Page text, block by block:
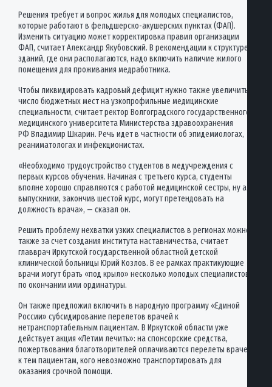
Решения требует и вопрос жилья для молодых специалистов,
которые работают в фельдшерско-акушерских пунктах (ФАП).
Изменить ситуацию может корректировка правил организации
ФАП, считает Александр Якубовский. В рекомендации к структуре
зданий, где они располагаются, надо включить наличие жилого
помещения для проживания медработника.
Чтобы ликвидировать кадровый дефицит нужно также увеличить
число бюджетных мест на узкопрофильные медицинские
специальности, считает ректор Волгоградского государственного
медицинского университета Министерства здравоохранения
РФ Владимир Шкарин. Речь идет в частности об эпидемиологах,
реаниматологах и инфекционистах.
«Необходимо трудоустройство студентов в медучреждения с
первых курсов обучения. Начиная с третьего курса, студенты
вполне хорошо справляются с работой медицинской сестры, ну а
выпускники, закончив шестой курс, могут претендовать на
должность врача», — сказал он.
Решить проблему нехватки узких специалистов в регионах можно
также за счет создания института наставничества, считает
главврач Иркутской государственной областной детской
клинической больницы Юрий Козлов. В ее рамках практикующие
врачи могут брать «под крыло» несколько молодых специалистов
по окончании ими ординатуры.
Он также предложил включить в народную программу «Единой
России» субсидирование перелетов врачей к
нетранспортабельным пациентам. В Иркутской области уже
действует акция «Летим лечить»: на спонсорские средства,
пожертвования благотворителей оплачиваются перелеты врачей
к тем пациентам, кого невозможно транспортировать для
оказания срочной помощи.